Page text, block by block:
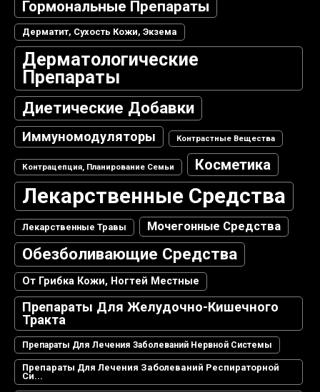
Гормональные Препараты
Дерматит, Сухость Кожи, Экзема
Дерматологические
Препараты
Диетические Добавки
Иммуномодуляторы Контрастные Вещества
Контрацепция, Планирование Семьи Косметика
Лекарственные Средства
Лекарственные Травы Мочегонные Средства
Обезболивающие Средства
От Грибка Кожи, Ногтей Местные
Препараты Для Желудочно-Кишечного
Тракта
Препараты Для Лечения Заболеваний Нервной Системы
Препараты Для Лечения Заболеваний Респираторной
Си...